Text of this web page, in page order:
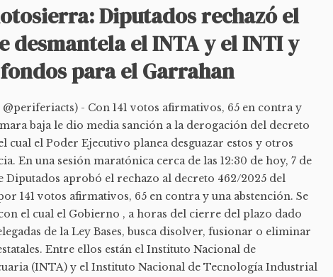
Diputados rechazó el
desmantela el INTA y el INTI y
para el Garrahan
- Con 141 votos afirmativos, 65 en contra y
baja le dio media sanción a la derogación del decreto
cual el Poder Ejecutivo planea desguazar estos y otros
En una sesión maratónica cerca de las 12:30 de hoy, 7 de
Diputados aprobó el rechazo al decreto 462/2025 del
141 votos afirmativos, 65 en contra y una abstención. Se
el cual el Gobierno , a horas del cierre del plazo dado
de la Ley Bases, busca disolver, fusionar o eliminar
Entre ellos están el Instituto Nacional de
(INTA) y el Instituto Nacional de Tecnología Industrial